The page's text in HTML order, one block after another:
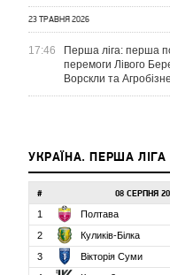
23 ТРАВНЯ 2026
17:46
Перша ліга: перша
перемоги Лівого
Ворскли та
УКРАЇНА. ПЕРША ЛІГА
# 08 СЕРПНЯ
1 Полтава
2
Куликів-Білка
3
Вікторія Суми